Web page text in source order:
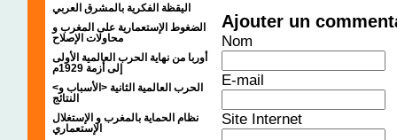
اليقظة الفكرية بالمشرق العربي
الضغوط الإستعمارية على المغرب و
محاولات الإصلاح
أوربا من نهاية الحرب العالمية الأولى
إلى أزمة 1929م
<الحرب العالمية الثانية <الأسباب و
النتائج
نظام الحماية بالمغرب و الإستغلال
الإستعماري
Ajouter un
Nom
E-mail
Site Internet